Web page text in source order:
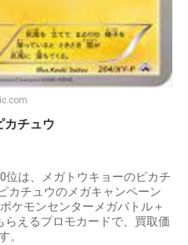
カチュウ
位は、メガトウキョーのピカチ
カチュウのメガキャンペーン
ケモンセンターメガバトル＋
らえるプロモカードで、買取価
。